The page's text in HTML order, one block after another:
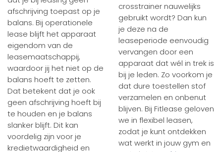
afschrijving toepast op je
balans. Bij operationele
lease blijft het apparaat
eigendom van de
leasemaatschappij,
waardoor jij het niet op de
balans hoeft te zetten.
Dat betekent dat je ook
geen afschrijving hoeft bij
te houden en je balans
slanker blijft. Dit kan
voordelig zijn voor je
kredietwaardigheid en
crosstrainer nauwelijks
gebruikt wordt? Dan kun
je deze na de
leaseperiode eenvoudig
vervangen door een
apparaat dat wél in trek is
bij je leden. Zo voorkom je
dat dure toestellen stof
verzamelen en onbenut
blijven. Bij Fitlease geloven
we in flexibel leasen,
zodat je kunt ontdekken
wat werkt in jouw gym en